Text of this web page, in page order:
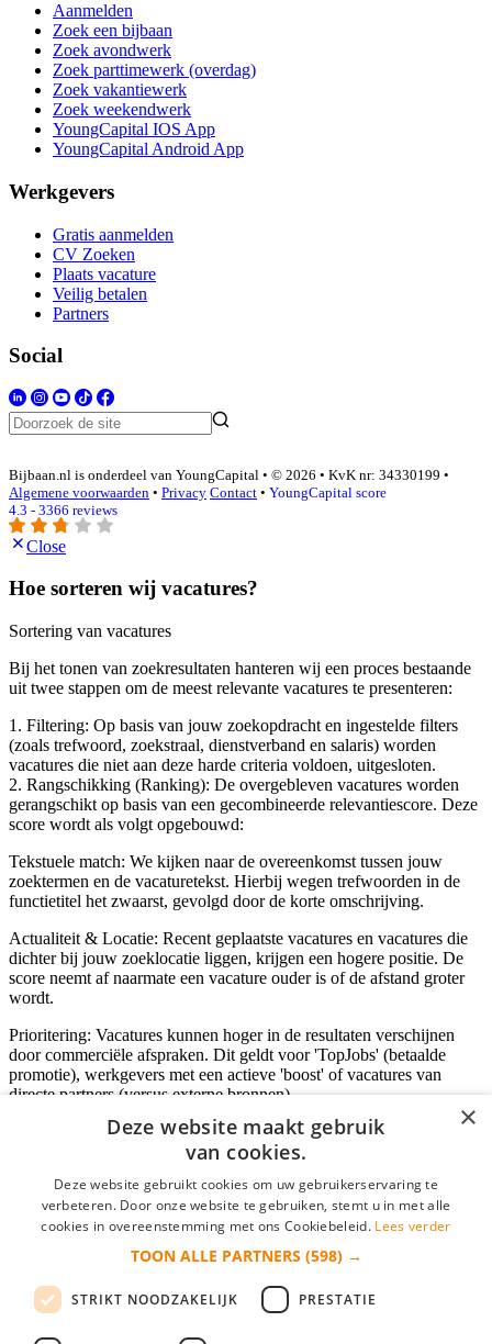
Aanmelden
Zoek een bijbaan
Zoek avondwerk
Zoek parttimewerk (overdag)
Zoek vakantiewerk
Zoek weekendwerk
YoungCapital IOS App
YoungCapital Android App
Werkgevers
Gratis aanmelden
CV Zoeken
Plaats vacature
Veilig betalen
Partners
Social
Bijbaan.nl is onderdeel van YoungCapital • © 2026 • KvK nr: 34330199 •
Algemene voorwaarden • Privacy Contact • YoungCapital score
4.3 - 3366 reviews
Close
Hoe sorteren wij vacatures?
Sortering van vacatures
Bij het tonen van zoekresultaten hanteren wij een proces bestaande
uit twee stappen om de meest relevante vacatures te presenteren:
1. Filtering: Op basis van jouw zoekopdracht en ingestelde filters
(zoals trefwoord, zoekstraal, dienstverband en salaris) worden
vacatures die niet aan deze harde criteria voldoen, uitgesloten.
2. Rangschikking (Ranking): De overgebleven vacatures worden
gerangschikt op basis van een gecombineerde relevantiescore. Deze
score wordt als volgt opgebouwd:
Tekstuele match: We kijken naar de overeenkomst tussen jouw
zoektermen en de vacaturetekst. Hierbij wegen trefwoorden in de
functietitel het zwaarst, gevolgd door de korte omschrijving.
Actualiteit & Locatie: Recent geplaatste vacatures en vacatures die
dichter bij jouw zoeklocatie liggen, krijgen een hogere positie. De
score neemt af naarmate een vacature ouder is of de afstand groter
wordt.
Prioritering: Vacatures kunnen hoger in de resultaten verschijnen
door commerciële afspraken. Dit geldt voor 'TopJobs' (betaalde
promotie), werkgevers met een actieve 'boost' of vacatures van
directe partners (versus externe bronnen).
Inloggen als bedrijf
*
login gegevens onthouden
×
Deze website maakt gebruik
van cookies.
Deze website gebruikt cookies om uw gebruikerservaring te
verbeteren. Door onze website te gebruiken, stemt u in met alle
cookies in overeenstemming met ons Cookiebeleid. Lees verder
TOON ALLE PARTNERS (598) →
STRIKT NOODZAKELIJK PRESTATIE